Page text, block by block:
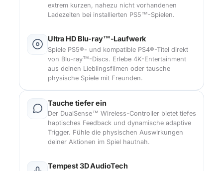
extrem kurzen, nahezu nicht vorhandenen
Ladezeiten bei installierten PS5™-Spielen.
Ultra HD Blu-ray™-Laufwerk
Spiele PS5®- und kompatible PS4®-Titel direkt
von Blu-ray™-Discs. Erlebe 4K-Entertainment
aus deinen Lieblingsfilmen oder tausche
physische Spiele mit Freunden.
Tauche tiefer ein
Der DualSense™ Wireless-Controller bietet tiefes
haptisches Feedback und dynamische adaptive
Trigger. Fühle die physischen Auswirkungen
deiner Aktionen im Spiel hautnah.
Tempest 3D AudioTech